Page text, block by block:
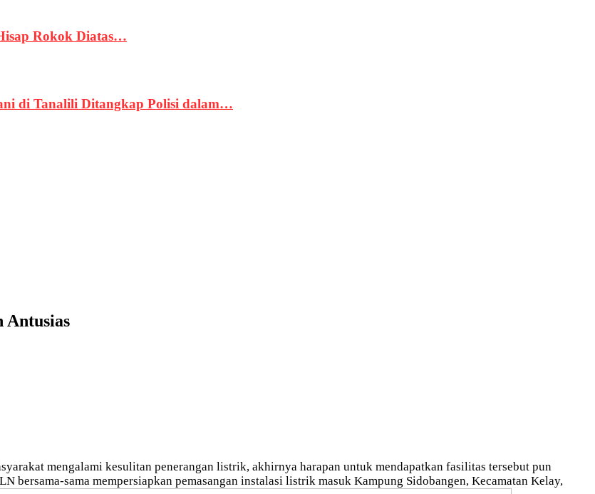
Rokok Diatas…
di Tanalili Ditangkap Polisi dalam…
Antusias
mengalami kesulitan penerangan listrik, akhirnya harapan untuk mendapatkan fasilitas tersebut pun
bersama-sama mempersiapkan pemasangan instalasi listrik masuk Kampung Sidobangen, Kecamatan Kelay,